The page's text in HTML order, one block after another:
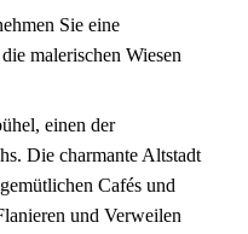
Sie eine
malerischen Wiesen
einen der
Die charmante Altstadt
Cafés und
und Verweilen